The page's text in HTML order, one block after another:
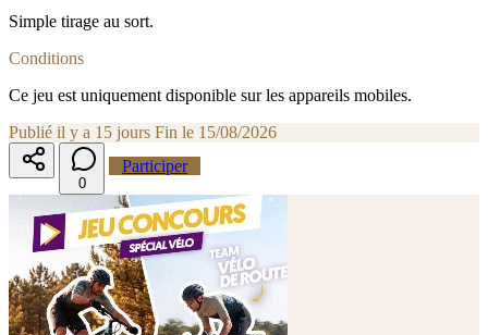
Simple tirage au sort.
Conditions
Ce jeu est uniquement disponible sur les appareils mobiles.
Publié il y a 15 jours Fin le 15/08/2026
0
Participer